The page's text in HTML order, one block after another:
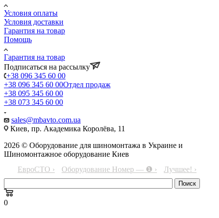
Условия оплаты
Условия доставки
Гарантия на товар
Помощь
Гарантия на товар
Подписаться на рассылку
+38 096 345 60 00
+38 096 345 60 00Отдел продаж
+38 095 345 60 00
+38 073 345 60 00
sales@mbavto.com.ua
Киев, пр. Академика Королёва, 11
2026 © Оборудование для шиномонтажа в Украине и
Шиномонтажное оборудование Киев
ЕвроСТО ›
Оборудование Номер — ❶ › Лучшее! ›
0